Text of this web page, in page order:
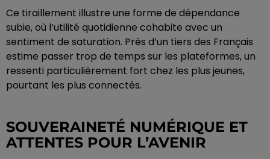
Ce tiraillement illustre une forme de dépendance
subie, où l’utilité quotidienne cohabite avec un
sentiment de saturation. Près d’un tiers des Français
estime passer trop de temps sur les plateformes, un
ressenti particulièrement fort chez les plus jeunes,
pourtant les plus connectés.
SOUVERAINETÉ NUMÉRIQUE ET
ATTENTES POUR L’AVENIR